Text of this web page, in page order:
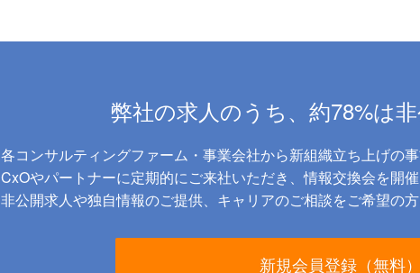
弊社の求人のうち、約78%は非
各コンサルティングファーム・事業会社から新組織立ち上げの事
CxOやパートナーに定期的にご来社いただき、情報交換会を開催
非公開求人や独自情報のご提供、キャリアのご相談をご希望の
新規会員登録（無料）